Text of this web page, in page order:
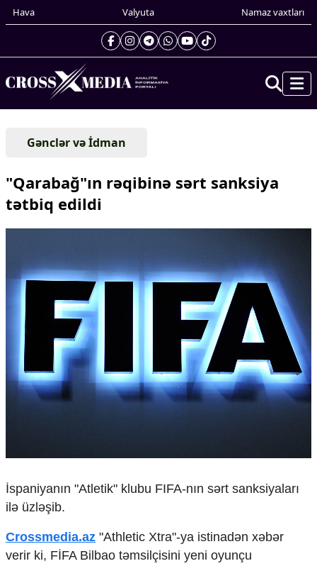
Hava Valyuta Namaz vaxtları
Prezidentin gündəliyi
Gündəm
Xarici xəbərlər
Cənubi Qafqaz
Amerika
Asiya
Afrika
Çarpaz baxış
Təhlil
Siyasi
Geosiyasi
İqtisadi
Multimedia
Foto
Video
İnfoqrafika
Podcast
Humanitar
Gənclər və İdman
"Qarabağ"ın rəqibinə sərt sanksiya
tətbiq edildi
İspaniyanın "Atletik" klubu FIFA-nın sərt sanksiyaları
ilə üzləşib.
Crossmedia.az "Athletic Xtra"-ya istinadən xəbər
verir ki, FİFA Bilbao təmsilçisini yeni oyunçu